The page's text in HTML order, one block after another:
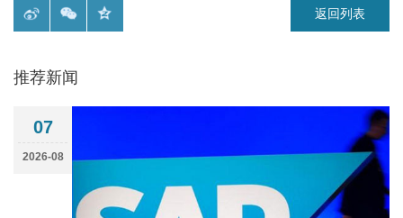
返回列表
推荐新闻
07
2026-08